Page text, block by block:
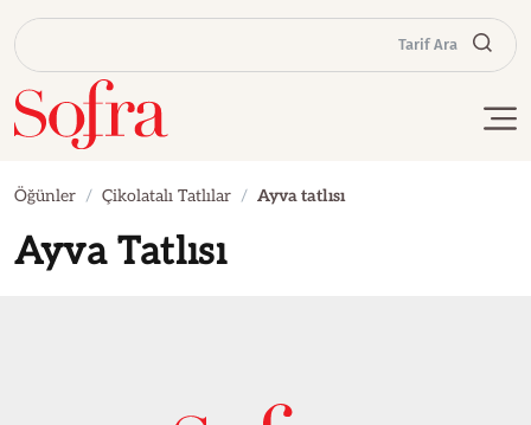
Tarif Ara
Öğünler Çikolatalı Tatlılar Ayva tatlısı
Ayva Tatlısı